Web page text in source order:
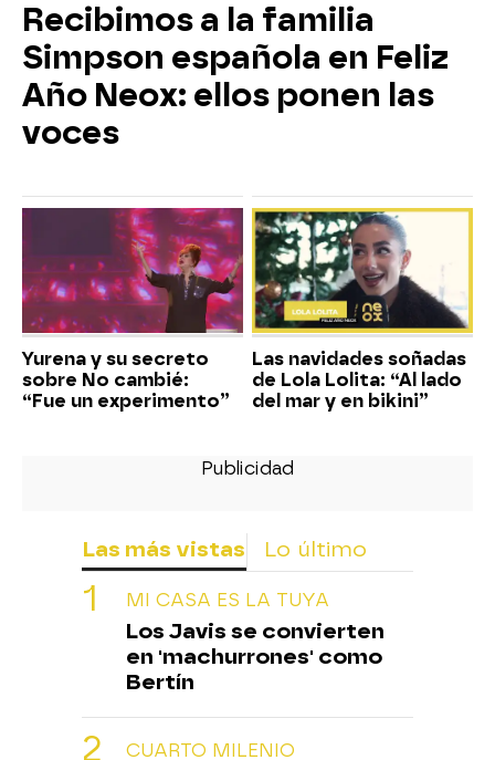
Recibimos a la familia
Simpson española en Feliz
Año Neox: ellos ponen las
voces
Yurena y su secreto
sobre No cambié:
“Fue un experimento”
Las navidades soñadas
de Lola Lolita: “Al lado
del mar y en bikini”
Las más vistas Lo último
MI CASA ES LA TUYA
Los Javis se convierten
en 'machurrones' como
Bertín
CUARTO MILENIO